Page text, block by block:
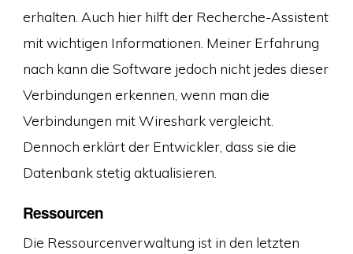
erhalten. Auch hier hilft der Recherche-Assistent
mit wichtigen Informationen. Meiner Erfahrung
nach kann die Software jedoch nicht jedes dieser
Verbindungen erkennen, wenn man die
Verbindungen mit Wireshark vergleicht.
Dennoch erklärt der Entwickler, dass sie die
Datenbank stetig aktualisieren.
Ressourcen
Die Ressourcenverwaltung ist in den letzten